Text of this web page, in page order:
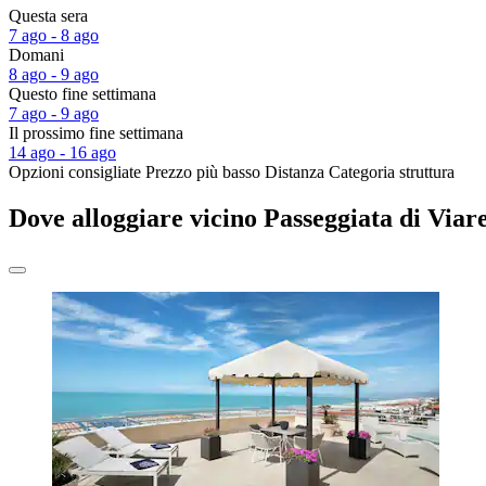
Questa sera
7 ago - 8 ago
Domani
8 ago - 9 ago
Questo fine settimana
7 ago - 9 ago
Il prossimo fine settimana
14 ago - 16 ago
Opzioni consigliate Prezzo più basso Distanza Categoria struttura
Dove alloggiare vicino Passeggiata di